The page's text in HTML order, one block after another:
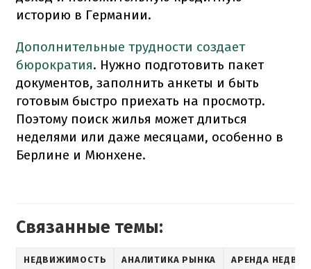
историю в Германии.
Дополнительные трудности создает
бюрократия. Нужно подготовить пакет
документов, заполнить анкеты и быть
готовым быстро приехать на просмотр.
Поэтому поиск жилья может длиться
неделями или даже месяцами, особенно в
Берлине и Мюнхене.
Связанные темы:
НЕДВИЖИМОСТЬ АНАЛИТИКА РЫНКА АРЕНДА